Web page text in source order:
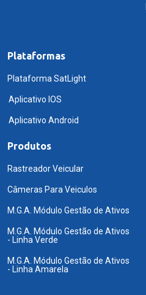
Plataformas
Plataforma SatLight
Aplicativo IOS
Aplicativo Android
Produtos
Rastreador Veicular
Câmeras Para Veiculos
M.G.A. Módulo Gestão de Ativos
M.G.A. Módulo Gestão de Ativos
- Linha Verde
M.G.A. Módulo Gestão de Ativos
- Linha Amarela